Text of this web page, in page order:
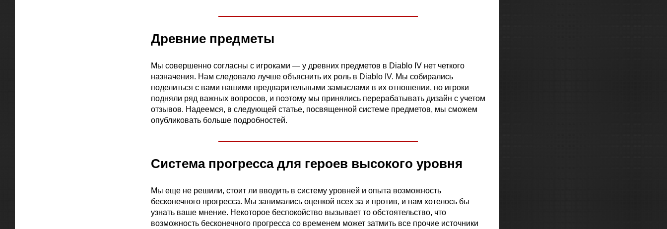
Древние предметы
Мы совершенно согласны с игроками — у древних предметов в Diablo IV нет четкого
назначения. Нам следовало лучше объяснить их роль в Diablo IV. Мы собирались
поделиться с вами нашими предварительными замыслами в их отношении, но игроки
подняли ряд важных вопросов, и поэтому мы принялись перерабатывать дизайн с учетом
отзывов. Надеемся, в следующей статье, посвященной системе предметов, мы сможем
опубликовать больше подробностей.
Система прогресса для героев высокого уровня
Мы еще не решили, стоит ли вводить в систему уровней и опыта возможность
бесконечного прогресса. Мы занимались оценкой всех за и против, и нам хотелось бы
узнать ваше мнение. Некоторое беспокойство вызывает то обстоятельство, что
возможность бесконечного прогресса со временем может затмить все прочие источники